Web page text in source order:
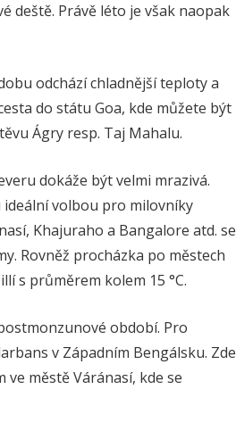
deště. Právě léto je však naopak
odchází chladnější teploty a
do státu Goa, kde můžete být
Ágry resp. Taj Mahalu.
dokáže být velmi mrazivá.
ideální volbou pro milovníky
Khajuraho a Bangalore atd. se
Rovněž procházka po městech
s průměrem kolem 15 °C.
období. Pro
v Západním Bengálsku. Zde
městě Váránasí, kde se